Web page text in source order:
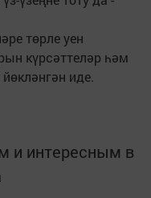
төрле уен
күрсәттеләр һәм
иде.
и интересным в